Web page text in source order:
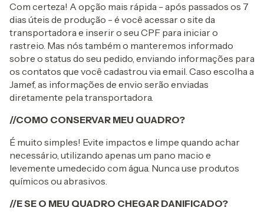
Com certeza! A opção mais rápida - após passados os 7
dias úteis de produção - é você acessar o site da
transportadora e inserir o seu CPF para iniciar o
rastreio. Mas nós também o manteremos informado
sobre o status do seu pedido, enviando informações para
os contatos que você cadastrou via email. Caso escolha a
Jamef, as informações de envio serão enviadas
diretamente pela transportadora.
//COMO CONSERVAR MEU QUADRO?
É muito simples! Evite impactos e limpe quando achar
necessário, utilizando apenas um pano macio e
levemente umedecido com água. Nunca use produtos
químicos ou abrasivos.
//E SE O MEU QUADRO CHEGAR DANIFICADO?